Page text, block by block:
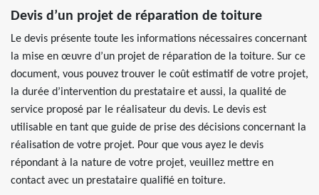
Devis d’un projet de réparation de toiture
Le devis présente toute les informations nécessaires concernant
la mise en œuvre d’un projet de réparation de la toiture. Sur ce
document, vous pouvez trouver le coût estimatif de votre projet,
la durée d’intervention du prestataire et aussi, la qualité de
service proposé par le réalisateur du devis. Le devis est
utilisable en tant que guide de prise des décisions concernant la
réalisation de votre projet. Pour que vous ayez le devis
répondant à la nature de votre projet, veuillez mettre en
contact avec un prestataire qualifié en toiture.